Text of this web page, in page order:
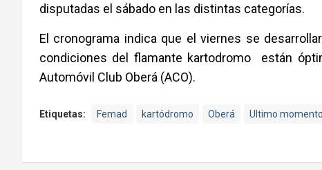
disputadas el sábado en las distintas categorías.
El cronograma indica que el viernes se
condiciones del flamante kartodromo están
Automóvil Club Oberá (ACO).
Etiquetas: Femad kartódromo Oberá Ultimo momento